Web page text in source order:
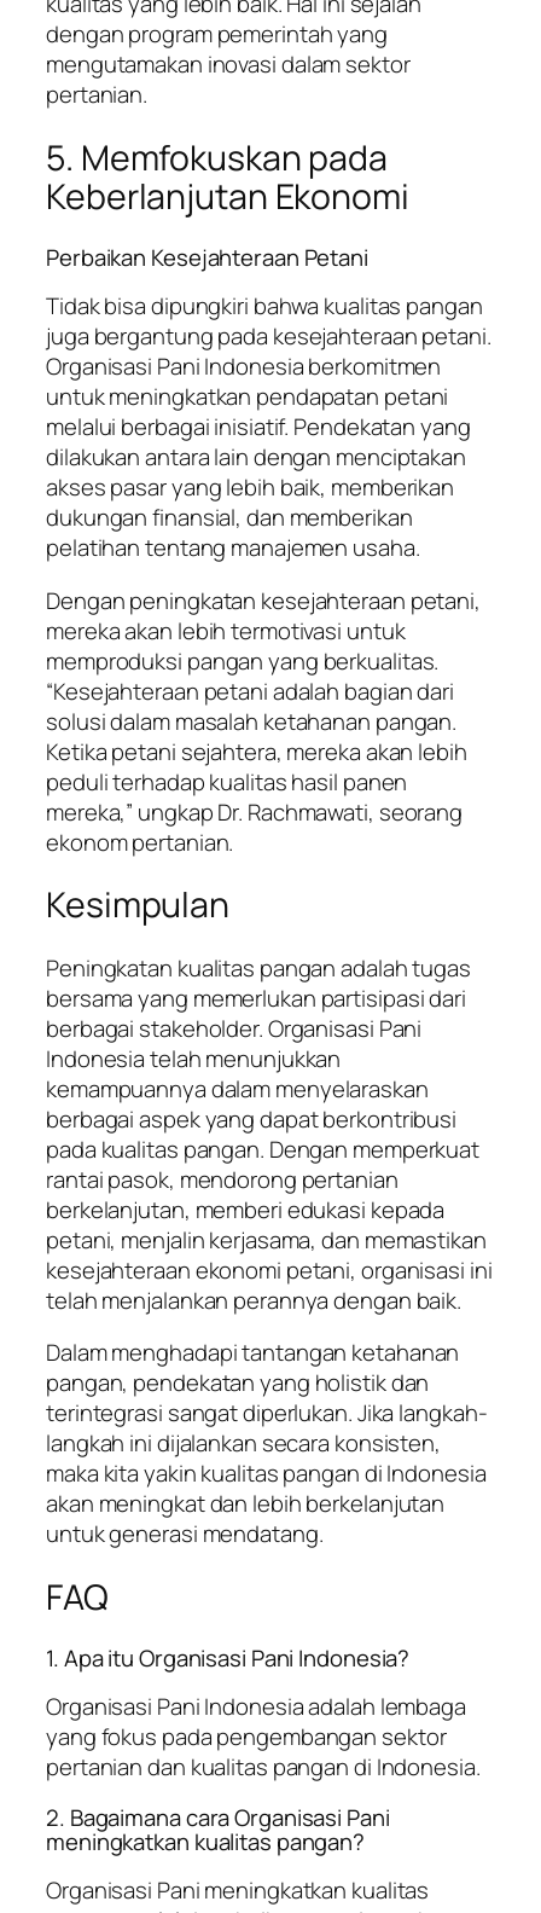
dengan program pemerintah yang
mengutamakan inovasi dalam sektor
pertanian.
5. Memfokuskan pada
Keberlanjutan Ekonomi
Perbaikan Kesejahteraan Petani
Tidak bisa dipungkiri bahwa kualitas pangan
juga bergantung pada kesejahteraan petani.
Organisasi Pani Indonesia berkomitmen
untuk meningkatkan pendapatan petani
melalui berbagai inisiatif. Pendekatan yang
dilakukan antara lain dengan menciptakan
akses pasar yang lebih baik, memberikan
dukungan finansial, dan memberikan
pelatihan tentang manajemen usaha.
Dengan peningkatan kesejahteraan petani,
mereka akan lebih termotivasi untuk
memproduksi pangan yang berkualitas.
“Kesejahteraan petani adalah bagian dari
solusi dalam masalah ketahanan pangan.
Ketika petani sejahtera, mereka akan lebih
peduli terhadap kualitas hasil panen
mereka,” ungkap Dr. Rachmawati, seorang
ekonom pertanian.
Kesimpulan
Peningkatan kualitas pangan adalah tugas
bersama yang memerlukan partisipasi dari
berbagai stakeholder. Organisasi Pani
Indonesia telah menunjukkan
kemampuannya dalam menyelaraskan
berbagai aspek yang dapat berkontribusi
pada kualitas pangan. Dengan memperkuat
rantai pasok, mendorong pertanian
berkelanjutan, memberi edukasi kepada
petani, menjalin kerjasama, dan memastikan
kesejahteraan ekonomi petani, organisasi ini
telah menjalankan perannya dengan baik.
Dalam menghadapi tantangan ketahanan
pangan, pendekatan yang holistik dan
terintegrasi sangat diperlukan. Jika langkah-
langkah ini dijalankan secara konsisten,
maka kita yakin kualitas pangan di Indonesia
akan meningkat dan lebih berkelanjutan
untuk generasi mendatang.
FAQ
1. Apa itu Organisasi Pani Indonesia?
Organisasi Pani Indonesia adalah lembaga
yang fokus pada pengembangan sektor
pertanian dan kualitas pangan di Indonesia.
2. Bagaimana cara Organisasi Pani
meningkatkan kualitas pangan?
Organisasi Pani meningkatkan kualitas